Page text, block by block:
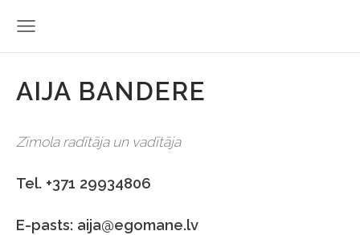
AIJA BANDERE
Zīmola radītāja un vadītāja
Tel. +371 29934806
E-pasts: aija@egomane.lv